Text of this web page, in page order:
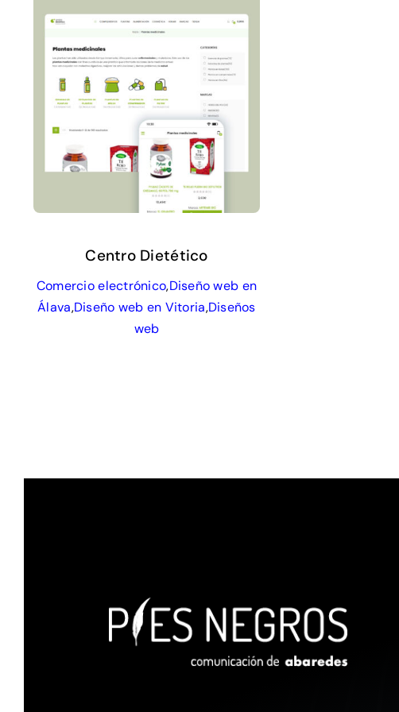
Centro Dietético
Comercio electrónico,Diseño web en
Álava,Diseño web en Vitoria,Diseños
web